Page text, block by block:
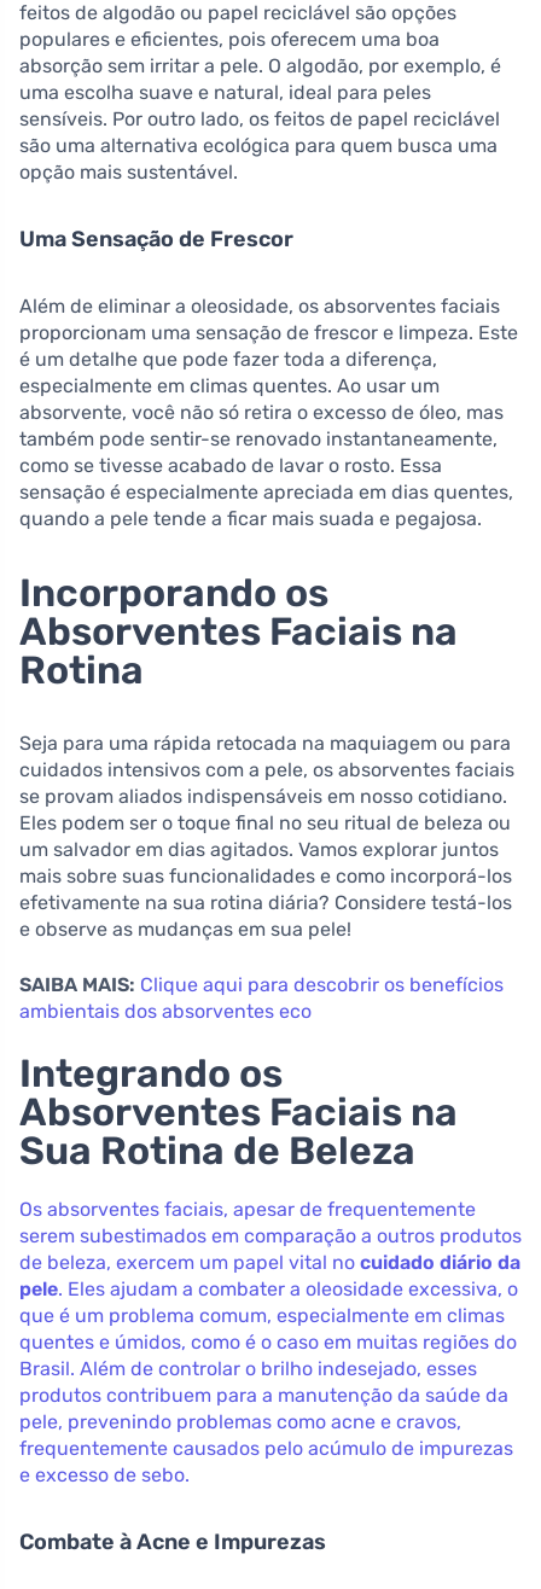
feitos de algodão ou papel reciclável são opções
populares e eficientes, pois oferecem uma boa
absorção sem irritar a pele. O algodão, por exemplo, é
uma escolha suave e natural, ideal para peles
sensíveis. Por outro lado, os feitos de papel reciclável
são uma alternativa ecológica para quem busca uma
opção mais sustentável.
Uma Sensação de Frescor
Além de eliminar a oleosidade, os absorventes faciais
proporcionam uma sensação de frescor e limpeza. Este
é um detalhe que pode fazer toda a diferença,
especialmente em climas quentes. Ao usar um
absorvente, você não só retira o excesso de óleo, mas
também pode sentir-se renovado instantaneamente,
como se tivesse acabado de lavar o rosto. Essa
sensação é especialmente apreciada em dias quentes,
quando a pele tende a ficar mais suada e pegajosa.
Incorporando os
Absorventes Faciais na
Rotina
Seja para uma rápida retocada na maquiagem ou para
cuidados intensivos com a pele, os absorventes faciais
se provam aliados indispensáveis em nosso cotidiano.
Eles podem ser o toque final no seu ritual de beleza ou
um salvador em dias agitados. Vamos explorar juntos
mais sobre suas funcionalidades e como incorporá-los
efetivamente na sua rotina diária? Considere testá-los
e observe as mudanças em sua pele!
SAIBA MAIS: Clique aqui para descobrir os benefícios
ambientais dos absorventes eco
Integrando os
Absorventes Faciais na
Sua Rotina de Beleza
Os absorventes faciais, apesar de frequentemente
serem subestimados em comparação a outros produtos
de beleza, exercem um papel vital no cuidado diário da
pele. Eles ajudam a combater a oleosidade excessiva, o
que é um problema comum, especialmente em climas
quentes e úmidos, como é o caso em muitas regiões do
Brasil. Além de controlar o brilho indesejado, esses
produtos contribuem para a manutenção da saúde da
pele, prevenindo problemas como acne e cravos,
frequentemente causados pelo acúmulo de impurezas
e excesso de sebo.
Combate à Acne e Impurezas